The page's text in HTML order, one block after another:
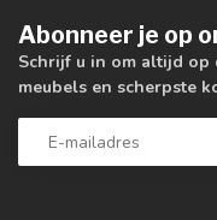
Abonneer je op
Schrijf u in om altijd op
meubels en scherpste